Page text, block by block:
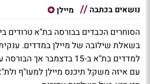
נושאים בכתבה מיילן
הסוחרים הכבדים בבורסה בת"א טרודים
בשאלת שילובה של מיילן במדדים.
למדדים בת"א ב-15 בדצמבר אך